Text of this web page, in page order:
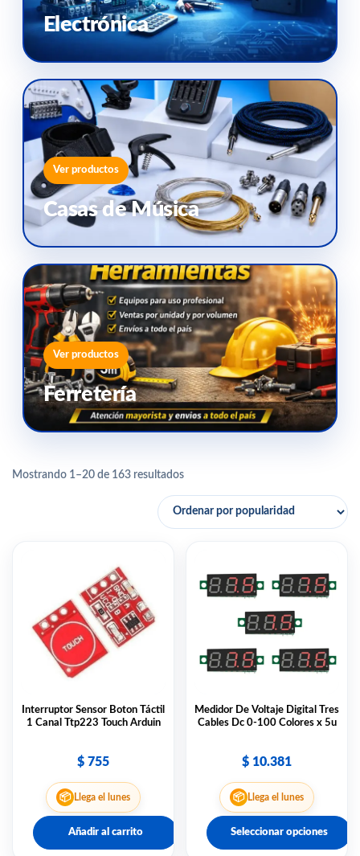
Electrónica
Ver productos
Casas de Música
Ver productos
Ferretería
Mostrando 1–20 de 163 resultados
Interruptor Sensor Boton Táctil
1 Canal Ttp223 Touch Arduin
$ 755
📦 Llega el lunes
Añadir al carrito
Medidor De Voltaje Digital Tres
Cables Dc 0-100 Colores x 5u
$ 10.381
📦 Llega el lunes
Seleccionar opciones